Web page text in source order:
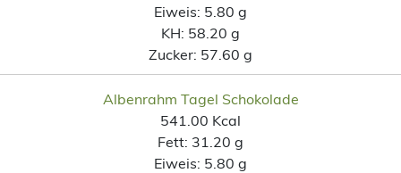
Eiweis: 5.80 g
KH: 58.20 g
Zucker: 57.60 g
Albenrahm Tagel Schokolade
541.00 Kcal
Fett: 31.20 g
Eiweis: 5.80 g